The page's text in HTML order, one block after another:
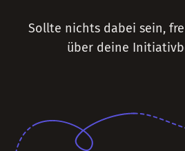
Sollte nichts dabei sein,
über deine